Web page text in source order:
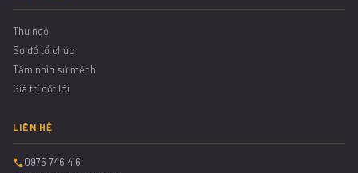
Thư ngỏ
Sơ đồ tổ chức
Tầm nhìn sứ mệnh
Giá trị cốt lõi
LIÊN HỆ
0975 746 416